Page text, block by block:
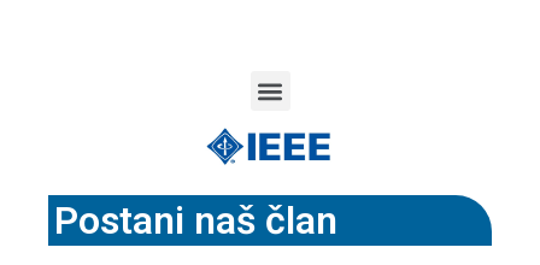
Postani naš član